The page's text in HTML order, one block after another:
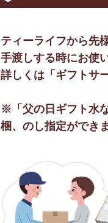
ティーライフから先
手渡しする時にお使
詳しくは「ギフトサ
※「父の日ギフト水
梱、のし指定ができ